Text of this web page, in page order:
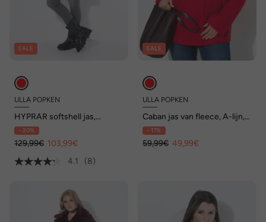
SALE
ULLA POPKEN
HYPRAR softshell jas,
waterafstotend, capuchon
- 20%
129,99€ 103,99€
4.1
(8)
SALE
ULLA POPKEN
Caban jas van fleece, A-lijn,
reverskraag, lange mouwen
- 17%
59,99€ 49,99€